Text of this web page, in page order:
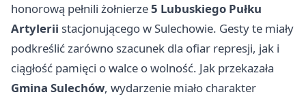
honorową pełnili żołnierze5 Lubuskiego Pułku
Artylerii stacjonującego w Sulechowie. Gesty te miały
podkreślić zarówno szacunek dla ofiar represji, jak i
ciągłość pamięci o walce o wolność. Jak przekazała
Gmina Sulechów, wydarzenie miało charakter